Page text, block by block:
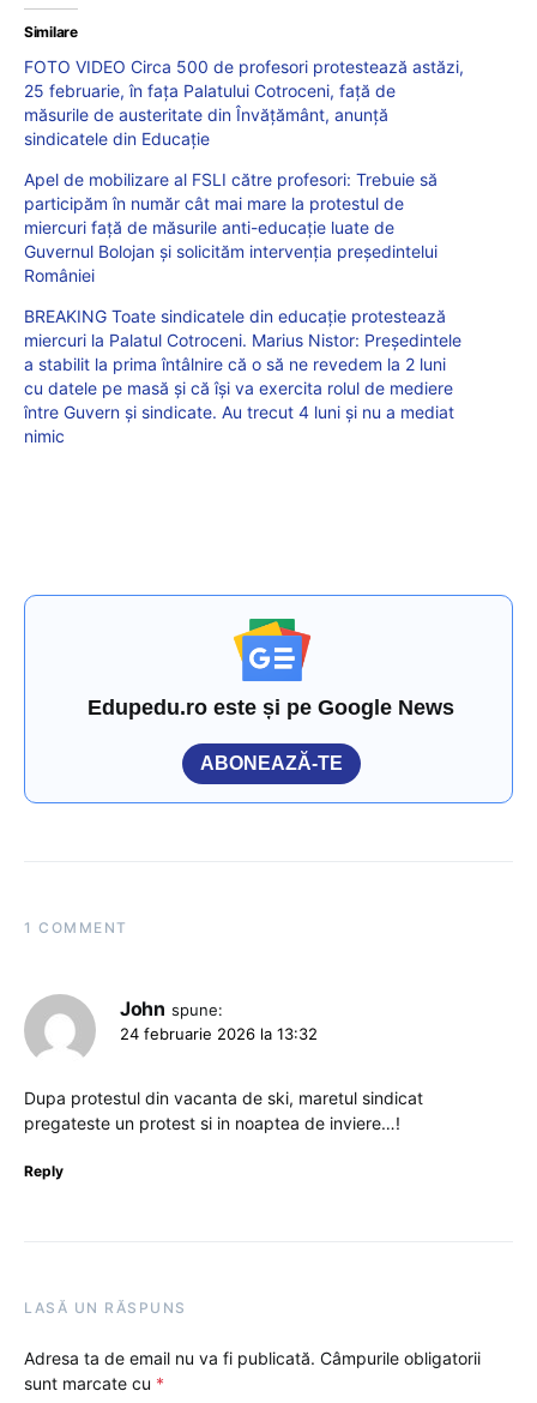
Similare
FOTO VIDEO Circa 500 de profesori protestează astăzi,
25 februarie, în fața Palatului Cotroceni, față de
măsurile de austeritate din Învățământ, anunță
sindicatele din Educație
Apel de mobilizare al FSLI către profesori: Trebuie să
participăm în număr cât mai mare la protestul de
miercuri față de măsurile anti-educație luate de
Guvernul Bolojan și solicităm intervenția președintelui
României
BREAKING Toate sindicatele din educație protestează
miercuri la Palatul Cotroceni. Marius Nistor: Președintele
a stabilit la prima întâlnire că o să ne revedem la 2 luni
cu datele pe masă și că își va exercita rolul de mediere
între Guvern și sindicate. Au trecut 4 luni și nu a mediat
nimic
Edupedu.ro este și pe Google News
ABONEAZĂ-TE
1 COMMENT
John spune:
24 februarie 2026 la 13:32
Dupa protestul din vacanta de ski, maretul sindicat
pregateste un protest si in noaptea de inviere…!
Reply
LASĂ UN RĂSPUNS
Adresa ta de email nu va fi publicată. Câmpurile obligatorii
sunt marcate cu *